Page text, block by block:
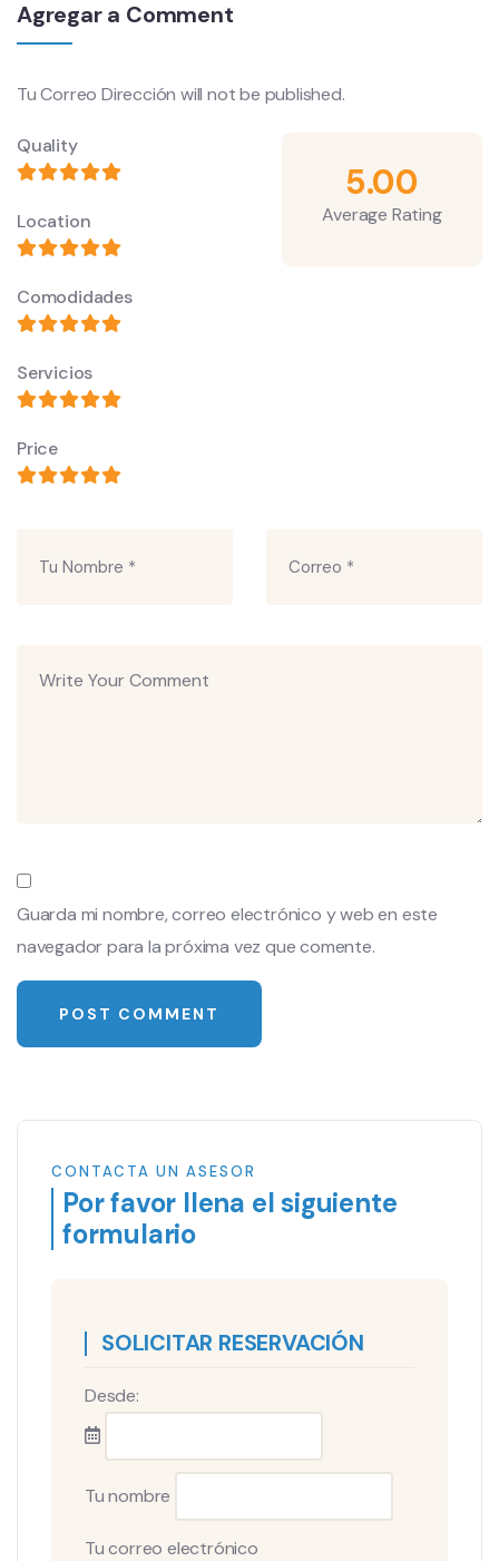
Agregar a Comment
Tu Correo Dirección will not be published.
Guarda mi nombre, correo electrónico y web en este
navegador para la próxima vez que comente.
Quality
Location
Comodidades
Servicios
Price
5.00
Average Rating
CONTACTA UN ASESOR
Por favor llena el siguiente
formulario
SOLICITAR RESERVACIÓN
Desde:
Tu nombre
Tu correo electrónico